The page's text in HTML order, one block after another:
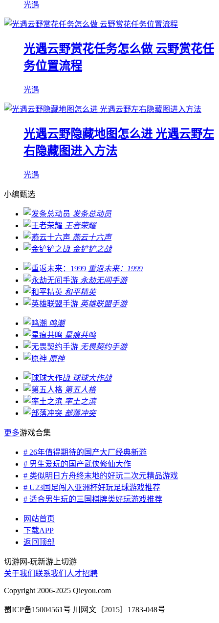
光遇
光遇云野赏花任务怎么做 云野赏花任
务位置流程
光遇
光遇云野隐藏地图怎么进 光遇云野左
右隐藏图进入方法
光遇
小编甄选
发条总动员
王者荣耀
燕云十六声
金铲铲之战
重返未来：1999
永劫无间手游
和平精英
英雄联盟手游
鸣潮
星痕共鸣
无畏契约手游
原神
球球大作战
第五人格
率土之滨
部落冲突
更多游戏合集
# 26年值得期待的国产大厂经典新游
# 男生爱玩的国产武侠修仙大作
# 类似明日方舟终末地的好玩二次元精品游戏
# U23国足闯入亚洲杯好玩足球游戏推荐
# 适合男生玩的三国棋牌类好玩游戏推荐
网站首页
下载APP
返回顶部
切游网-玩新游上切游
关于我们 联系我们 人才招聘
Copyright 2006-2025 Qieyou.com
蜀ICP备15004561号 川网文〔2015〕1783-048号